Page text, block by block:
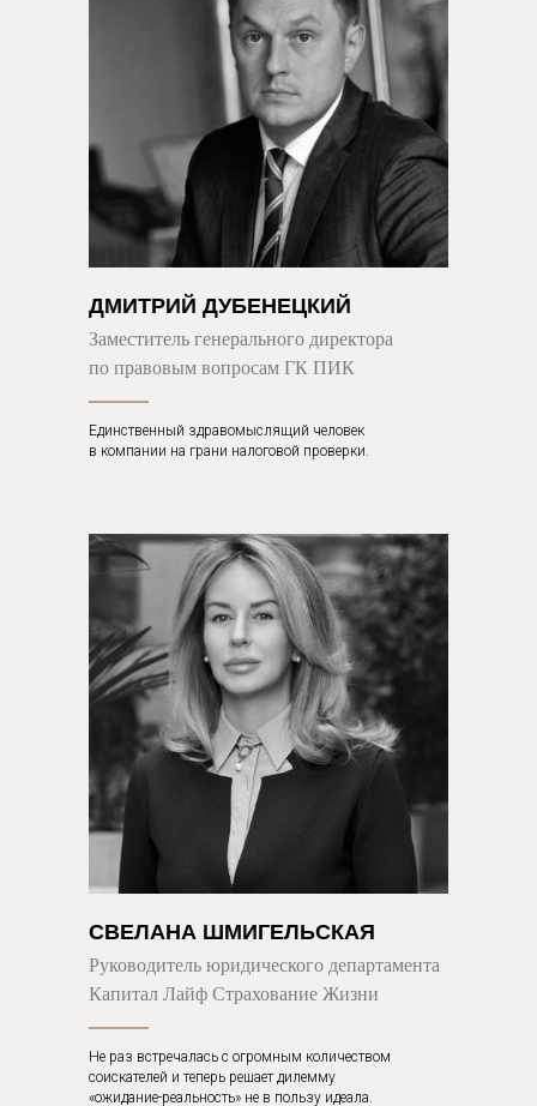
ДМИТРИЙ ДУБЕНЕЦКИЙ
Заместитель генерального директора
по правовым вопросам ГК ПИК
Единственный здравомыслящий человек
в компании на грани налоговой проверки.
СВЕЛАНА ШМИГЕЛЬСКАЯ
Руководитель юридического департамента
Капитал Лайф Страхование Жизни
Не раз встречалась с огромным количеством
соискателей и теперь решает дилемму
«ожидание-реальность» не в пользу идеала.